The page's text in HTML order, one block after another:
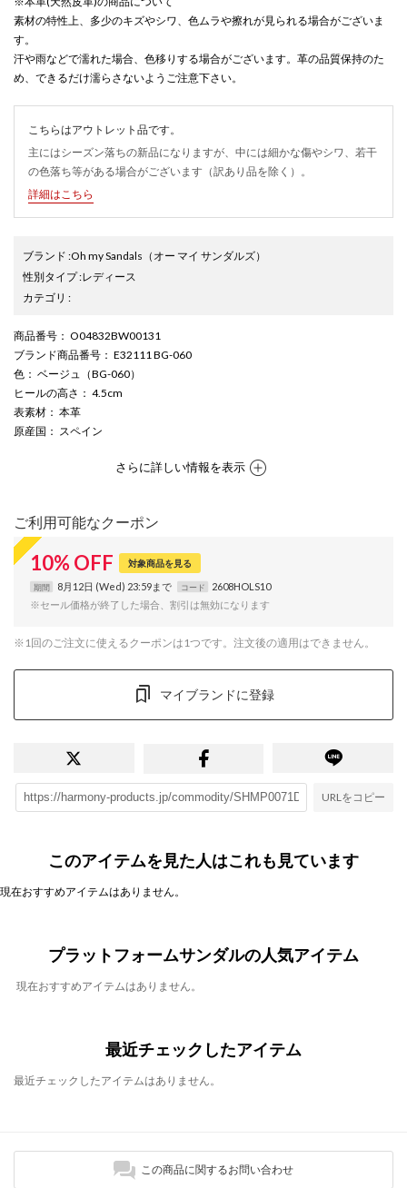
素材の特性上、多少のキズやシワ、色ムラや擦れが見られる場合がございま
す。
汗や雨などで濡れた場合、色移りする場合がございます。革の品質保持のた
め、できるだけ濡らさないようご注意下さい。
こちらはアウトレット品です。
主にはシーズン落ちの新品になりますが、中には細かな傷やシワ、若干
の色落ち等がある場合がございます（訳あり品を除く）。
詳細はこちら
ブランド :Oh my Sandals （オー マイ サンダルズ）
性別タイプ:レディース
カテゴリ :
商品番号 ： O04832BW00131
ブランド商品番号 ： E32111 BG-060
色 ： ベージュ（BG-060）
ヒールの高さ ： 4.5cm
表素材 ： 本革
原産国 ： スペイン
さらに詳しい情報を表示
ご利用可能なクーポン
10% OFF 対象商品を見る
期間 8月12日 (Wed) 23:59まで コード
2608HOLS10
※セール価格が終了した場合、割引は無効になります
※1回のご注文に使えるクーポンは1つです。注文後の適用はできません。
マイブランドに登録
URLをコピー
このアイテムを見た人はこれも見ています
現在おすすめアイテムはありません。
プラットフォームサンダルの人気アイテム
現在おすすめアイテムはありません。
最近チェックしたアイテム
最近チェックしたアイテムはありません。
この商品に関するお問い合わせ